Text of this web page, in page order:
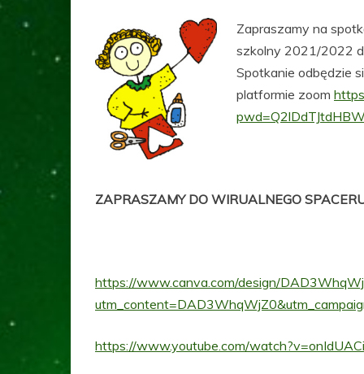
Zapraszamy na
szkolny 2021/2022
Spotkanie odbędzie
platformie zoom
ZAPRASZAMY DO WIRUALNEGO
https://www.canva.com/design/
https://www.youtube.com/